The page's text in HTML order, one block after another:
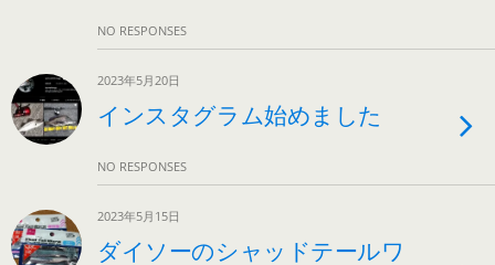
NO RESPONSES
2023年5月20日
インスタグラム始めました
NO RESPONSES
2023年5月15日
ダイソーのシャッドテールワ